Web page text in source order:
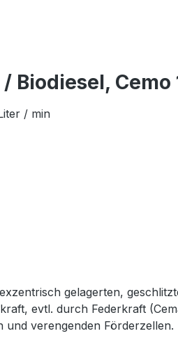
Biodiesel, Cemo
/ min
gelagerten,
evtl. durch Federkraft
und verengenden Förderzellen.